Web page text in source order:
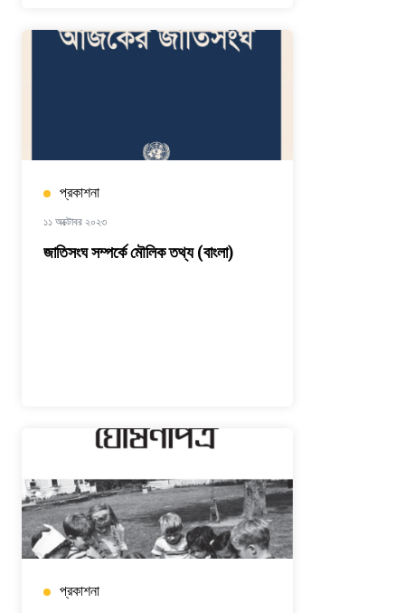
প্রকাশনা
১১ অক্টোবর ২০২৩
জাতিসংঘ সম্পর্কে মৌলিক তথ্য (বাংলা)
প্রকাশনা